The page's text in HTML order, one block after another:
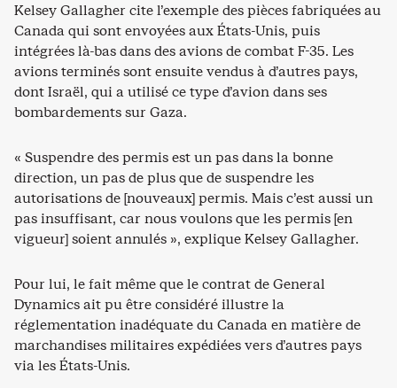
Kelsey Gallagher cite l’exemple des pièces fabriquées au
Canada qui sont envoyées aux États-Unis, puis
intégrées là-bas dans des avions de combat F-35. Les
avions terminés sont ensuite vendus à d’autres pays,
dont Israël, qui a utilisé ce type d’avion dans ses
bombardements sur Gaza.
« Suspendre des permis est un pas dans la bonne
direction, un pas de plus que de suspendre les
autorisations de [nouveaux] permis. Mais c’est aussi un
pas insuffisant, car nous voulons que les permis [en
vigueur] soient annulés », explique Kelsey Gallagher.
Pour lui, le fait même que le contrat de General
Dynamics ait pu être considéré illustre la
réglementation inadéquate du Canada en matière de
marchandises militaires expédiées vers d’autres pays
via les États-Unis.